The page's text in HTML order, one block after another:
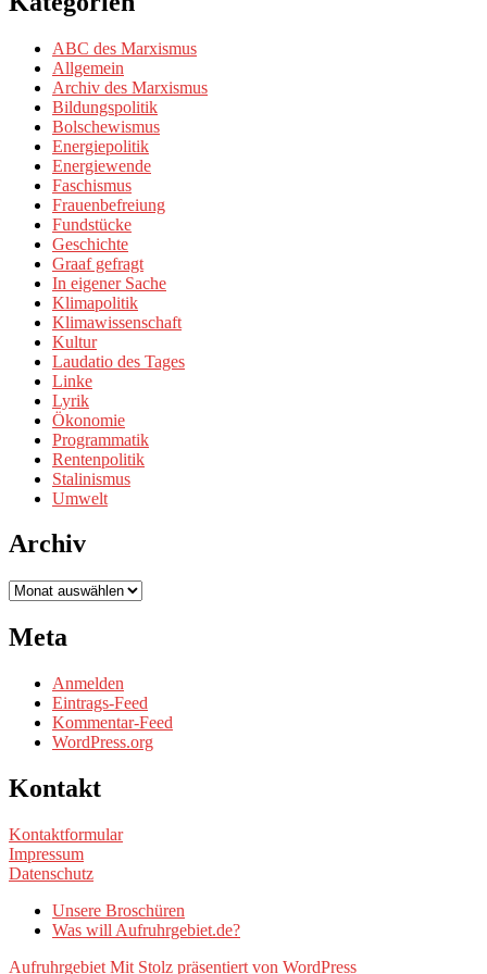
ABC des Marxismus
Allgemein
Archiv des Marxismus
Bildungspolitik
Bolschewismus
Energiepolitik
Energiewende
Faschismus
Frauenbefreiung
Fundstücke
Geschichte
Graaf gefragt
In eigener Sache
Klimapolitik
Klimawissenschaft
Kultur
Laudatio des Tages
Linke
Lyrik
Ökonomie
Programmatik
Rentenpolitik
Stalinismus
Umwelt
Archiv
Archiv
Meta
Anmelden
Eintrags-Feed
Kommentar-Feed
WordPress.org
Kontakt
Kontaktformular
Impressum
Datenschutz
Unsere Broschüren
Was will Aufruhrgebiet.de?
Aufruhrgebiet Mit Stolz präsentiert von WordPress